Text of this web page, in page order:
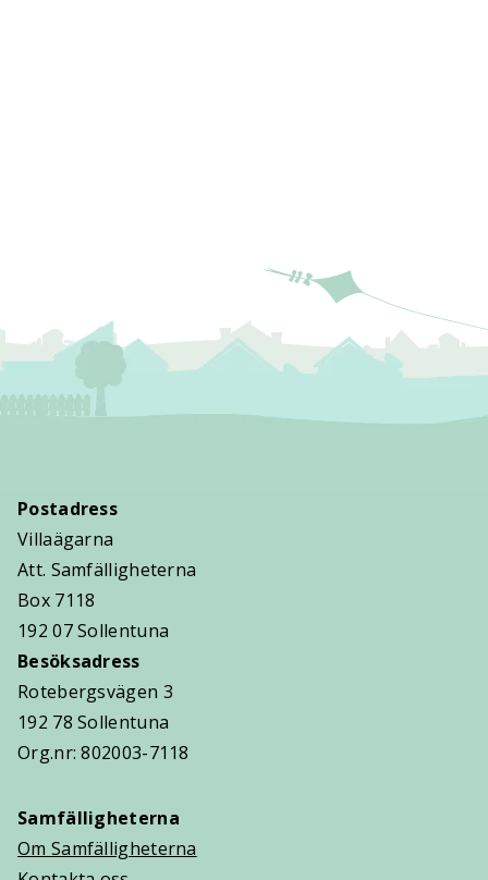
Postadress
Villaägarna
Att. Samfälligheterna
Box 7118
192 07 Sollentuna
Besöksadress
Rotebergsvägen 3
192 78 Sollentuna
Org.nr: 802003-7118
Samfälligheterna
Om Samfälligheterna